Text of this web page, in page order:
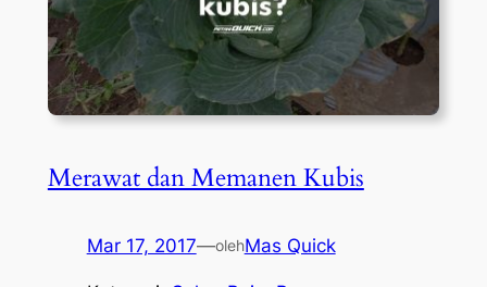
Merawat dan Memanen Kubis
Mar 17, 2017—olehMas Quick